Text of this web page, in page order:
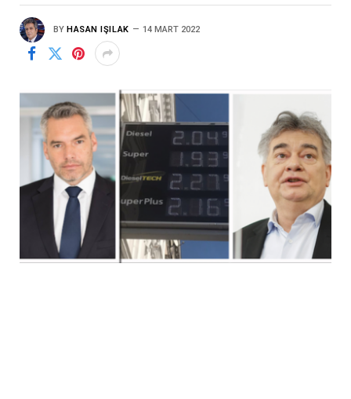
BY HASAN IŞILAK 14 MART 2022